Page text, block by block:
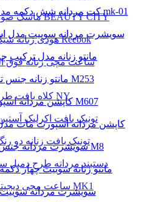
ماسک صورت دوقلوی BEAUTY CITY
هودی زنانه شیک طرح Reebok
ساعت مچی زنانه فوق
کلاه بافت طرح NY
تونیک بافت اکرلیک
تونیک بافت زنانه دو
دستبند مردانه طرح دمبل
ساعت مچی دیجیتال مدل MK1
کت مردانه شش دکمه مدل شرلینگ خزدار mk-01
سویشرت مردانه سوییت مدل
مانتو زنانه مدل ترکیب
مانتو زنانه جنس تدی مدل M253
کاپشن مردانه اسپورت مدل M607
کاپشن مردانه اسپورت مات
سویشرت مردانه جنس چرم مدل M8
مانتو زنانه سوییت چهار دکمه قد
سویشرت مردانه سوییت